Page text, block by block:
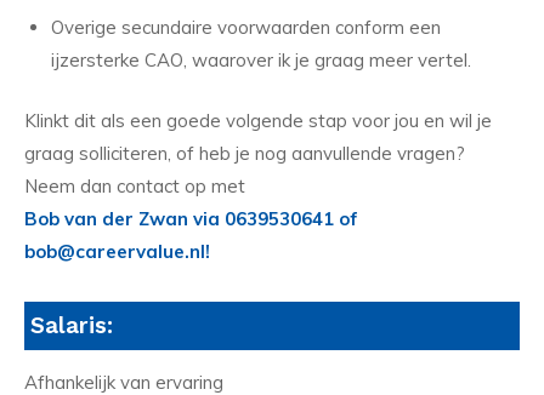
Overige secundaire voorwaarden conform een
ijzersterke CAO, waarover ik je graag meer vertel.
Klinkt dit als een goede volgende stap voor jou en wil je
graag solliciteren, of heb je nog aanvullende vragen?
Neem dan contact op met
Bob van der Zwan via 0639530641 of
bob@careervalue.nl!
Salaris:
Afhankelijk van ervaring